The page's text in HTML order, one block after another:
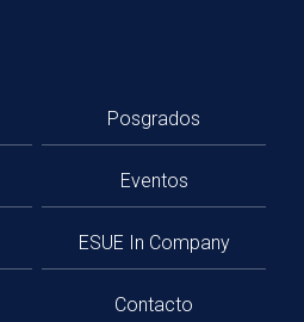
Posgrados
Eventos
ESUE In Company
Contacto